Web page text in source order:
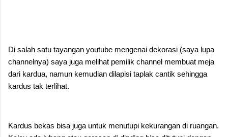
Di salah satu tayangan youtube mengenai dekorasi (saya lupa
channelnya) saya juga melihat pemilik channel membuat meja
dari kardua, namun kemudian dilapisi taplak cantik sehingga
kardus tak terlihat.
Kardus bekas bisa juga untuk menutupi kekurangan di ruangan.